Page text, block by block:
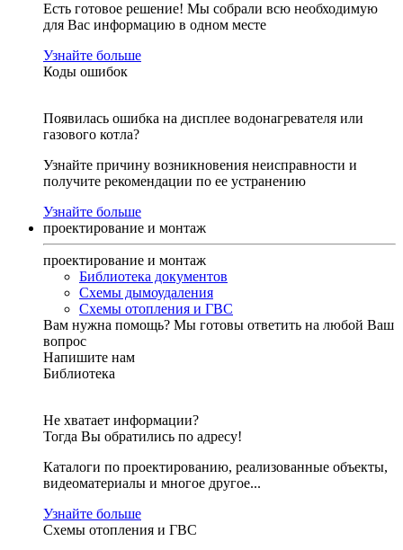
Есть готовое решение! Мы собрали всю необходимую
для Вас информацию в одном месте
Узнайте больше
Коды ошибок
Появилась ошибка на дисплее водонагревателя или
газового котла?
Узнайте причину возникновения неисправности и
получите рекомендации по ее устранению
Узнайте больше
проектирование и монтаж
проектирование и монтаж
Библиотека документов
Схемы дымоудаления
Схемы отопления и ГВС
Вам нужна помощь? Мы готовы ответить на любой Ваш
вопрос
Напишите нам
Библиотека
Не хватает информации?
Тогда Вы обратились по адресу!
Каталоги по проектированию, реализованные объекты,
видеоматериалы и многое другое...
Узнайте больше
Схемы отопления и ГВС